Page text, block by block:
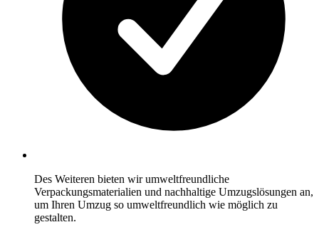
Des Weiteren bieten wir umweltfreundliche
Verpackungsmaterialien und nachhaltige Umzugslösungen an,
um Ihren Umzug so umweltfreundlich wie möglich zu
gestalten.